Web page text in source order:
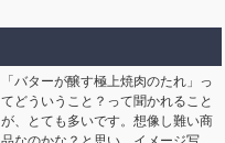
「バターが醸す極上焼肉のたれ」っ
てどういうこと？って聞かれること
が、とても多いです。想像し難い商